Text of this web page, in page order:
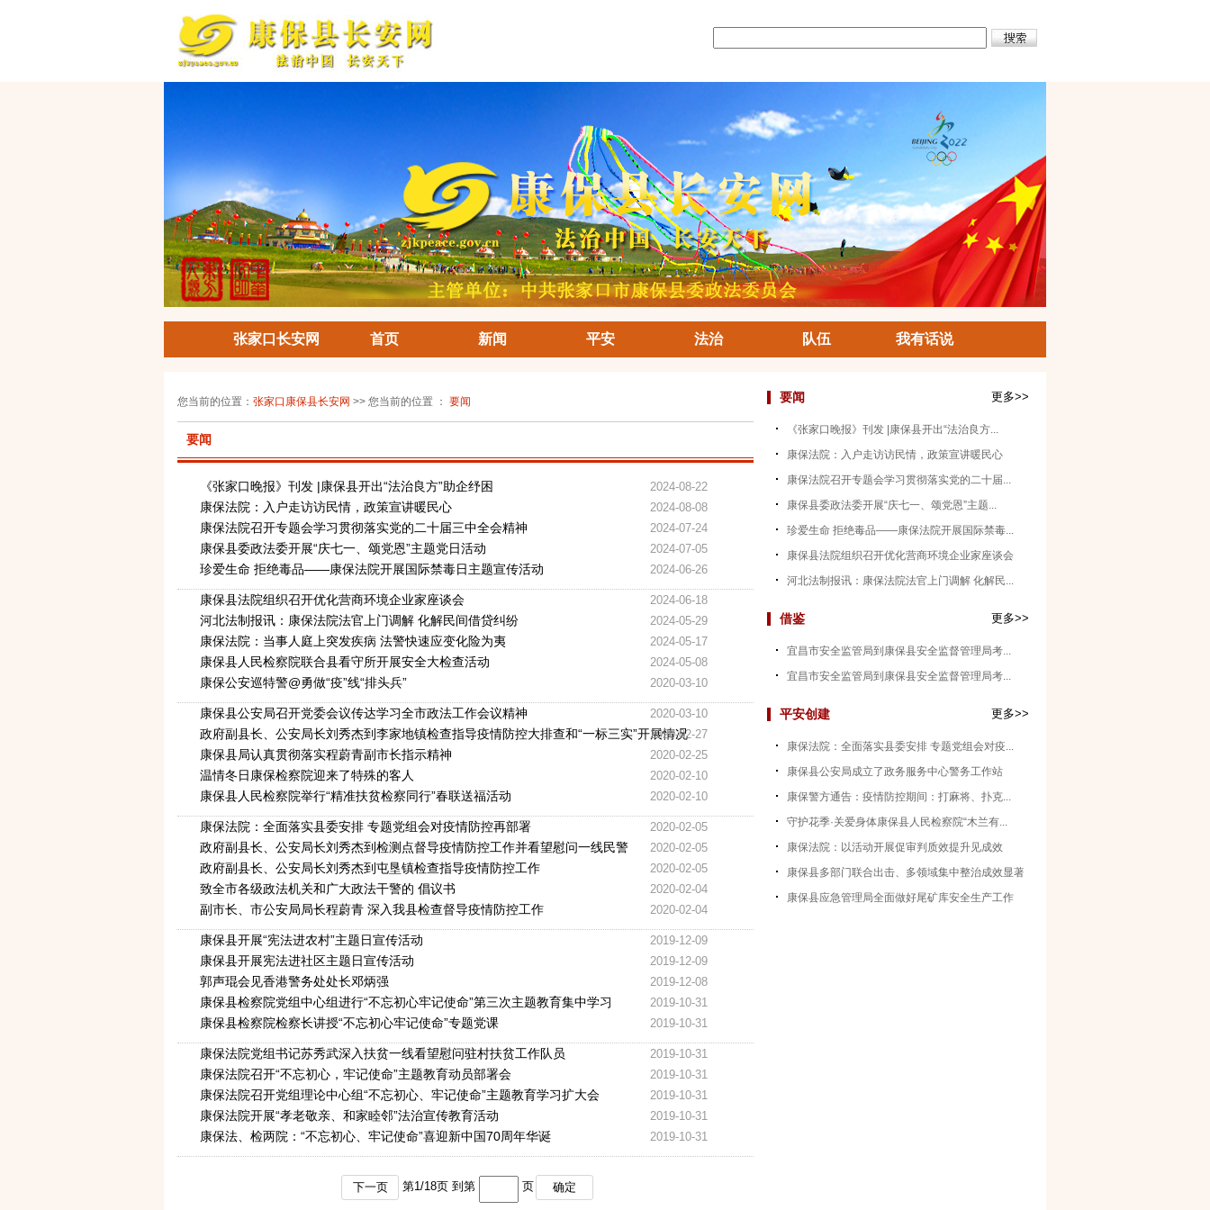
张家口长安网 首页 新闻 平安 法治 队伍 我有话说
您当前的位置： 张家口康保县长安网 >> 您当前的位置 ： 要闻
要闻
《张家口晚报》刊发 |康保县开出“法治良方”助企纾困 2024-08-22
康保法院：入户走访访民情，政策宣讲暖民心 2024-08-08
康保法院召开专题会学习贯彻落实党的二十届三中全会精神 2024-07-24
康保县委政法委开展“庆七一、颂党恩”主题党日活动 2024-07-05
珍爱生命 拒绝毒品——康保法院开展国际禁毒日主题宣传活动 2024-06-26
康保县法院组织召开优化营商环境企业家座谈会 2024-06-18
河北法制报讯：康保法院法官上门调解 化解民间借贷纠纷 2024-05-29
康保法院：当事人庭上突发疾病 法警快速应变化险为夷 2024-05-17
康保县人民检察院联合县看守所开展安全大检查活动 2024-05-08
康保公安巡特警@勇做“疫”线“排头兵” 2020-03-10
康保县公安局召开党委会议传达学习全市政法工作会议精神 2020-03-10
政府副县长、公安局长刘秀杰到李家地镇检查指导疫情防控大排查和“一标三实”开展情况
2020-02-27
康保县局认真贯彻落实程蔚青副市长指示精神 2020-02-25
温情冬日康保检察院迎来了特殊的客人 2020-02-10
康保县人民检察院举行“精准扶贫检察同行”春联送福活动 2020-02-10
康保法院：全面落实县委安排 专题党组会对疫情防控再部署 2020-02-05
政府副县长、公安局长刘秀杰到检测点督导疫情防控工作并看望慰问一线民警 2020-02-05
政府副县长、公安局长刘秀杰到屯垦镇检查指导疫情防控工作 2020-02-05
致全市各级政法机关和广大政法干警的 倡议书 2020-02-04
副市长、市公安局局长程蔚青 深入我县检查督导疫情防控工作 2020-02-04
康保县开展“宪法进农村”主题日宣传活动 2019-12-09
康保县开展宪法进社区主题日宣传活动 2019-12-09
郭声琨会见香港警务处处长邓炳强 2019-12-08
康保县检察院党组中心组进行“不忘初心牢记使命”第三次主题教育集中学习 2019-10-31
康保县检察院检察长讲授“不忘初心牢记使命”专题党课 2019-10-31
康保法院党组书记苏秀武深入扶贫一线看望慰问驻村扶贫工作队员 2019-10-31
康保法院召开“不忘初心，牢记使命”主题教育动员部署会 2019-10-31
康保法院召开党组理论中心组“不忘初心、牢记使命”主题教育学习扩大会 2019-10-31
康保法院开展“孝老敬亲、和家睦邻”法治宣传教育活动 2019-10-31
康保法、检两院：“不忘初心、牢记使命”喜迎新中国70周年华诞 2019-10-31
下一页 第1/18页 到第 页 确定
要闻 更多>>
《张家口晚报》刊发 |康保县开出“法治良方...
康保法院：入户走访访民情，政策宣讲暖民心
康保法院召开专题会学习贯彻落实党的二十届...
康保县委政法委开展“庆七一、颂党恩”主题...
珍爱生命 拒绝毒品——康保法院开展国际禁毒...
康保县法院组织召开优化营商环境企业家座谈会
河北法制报讯：康保法院法官上门调解 化解民...
借鉴 更多>>
宜昌市安全监管局到康保县安全监督管理局考...
宜昌市安全监管局到康保县安全监督管理局考...
平安创建 更多>>
康保法院：全面落实县委安排 专题党组会对疫...
康保县公安局成立了政务服务中心警务工作站
康保警方通告：疫情防控期间：打麻将、扑克...
守护花季·关爱身体康保县人民检察院“木兰有...
康保法院：以活动开展促审判质效提升见成效
康保县多部门联合出击、多领域集中整治成效显著
康保县应急管理局全面做好尾矿库安全生产工作